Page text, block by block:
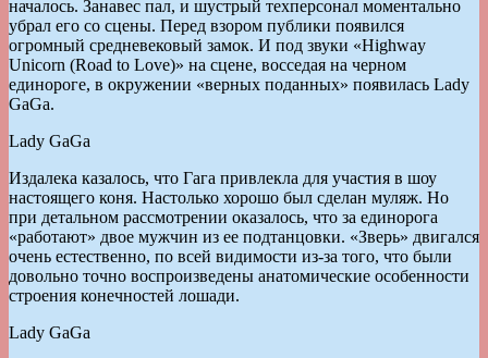
началось. Занавес пал, и шустрый техперсонал моментально
убрал его со сцены. Перед взором публики появился
огромный средневековый замок. И под звуки «Highway
Unicorn (Road to Love)» на сцене, восседая на черном
единороге, в окружении «верных поданных» появилась Lady
GaGa.
Lady GaGa
Издалека казалось, что Гага привлекла для участия в шоу
настоящего коня. Настолько хорошо был сделан муляж. Но
при детальном рассмотрении оказалось, что за единорога
«работают» двое мужчин из ее подтанцовки. «Зверь» двигался
очень естественно, по всей видимости из-за того, что были
довольно точно воспроизведены анатомические особенности
строения конечностей лошади.
Lady GaGa